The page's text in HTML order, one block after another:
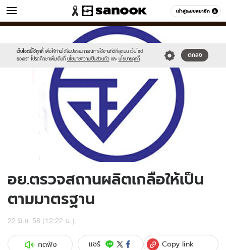
เข้าสู่ระบบสมาชิก
ข่าว หมวดอื่นๆ
เว็บไซต์นี้ใช้คุกกี้ เพื่อให้ท่านได้รับประสบการณ์การใช้งานที่ดีที่สุดบน เว็บไซต์
ของเรา โปรดศึกษาเพิ่มเติมที่ นโยบายความเป็นส่วนตัว และ นโยบายคุกกี้
ตกลง
//s.isanook.com/sr/0/images/logo-
sanook.png
//s.isanook.com/ns/0/ud/363/1816558/626557-
อย.ตรวจสถานผลิตเกลือให้เป็น
ตามมาตรฐาน
22 มิ.ย. 58 (12:22 น.)
กดฟัง แชร์ Copy link